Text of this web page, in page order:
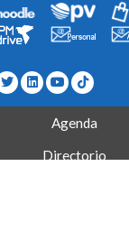
Agenda
Directorio